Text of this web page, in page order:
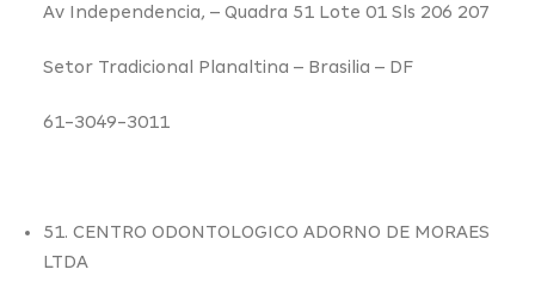
Av Independencia, – Quadra 51 Lote 01 Sls 206 207
Setor Tradicional Planaltina – Brasilia – DF
61-3049-3011
51. CENTRO ODONTOLOGICO ADORNO DE MORAES
LTDA